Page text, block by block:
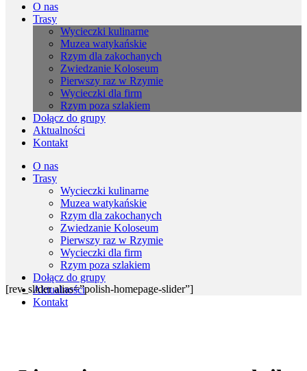
O nas
Trasy
Wycieczki kulinarne
Muzea watykańskie
Rzym dla zakochanych
Zwiedzanie Koloseum
Pierwszy raz w Rzymie
Wycieczki dla firm
Rzym poza szlakiem
Dołącz do grupy
Aktualności
Kontakt
O nas
Trasy
Wycieczki kulinarne
Muzea watykańskie
Rzym dla zakochanych
Zwiedzanie Koloseum
Pierwszy raz w Rzymie
Wycieczki dla firm
Rzym poza szlakiem
Dołącz do grupy
Aktualności
Kontakt
[rev_slider alias=”polish-homepage-slider”]